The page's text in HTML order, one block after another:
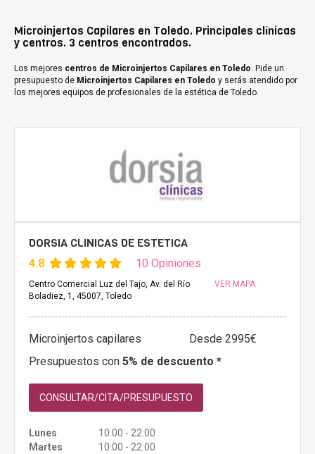
Microinjertos Capilares en Toledo. Principales clínicas
y centros. 3 centros encontrados.
Los mejores centros de Microinjertos Capilares en Toledo. Pide un
presupuesto de Microinjertos Capilares en Toledo y serás atendido por
los mejores equipos de profesionales de la estética de Toledo.
DORSIA CLINICAS DE ESTETICA
4.8 10 Opiniones
Centro Comercial Luz del Tajo, Av. del Río
Boladiez, 1, 45007, Toledo
VER MAPA
Microinjertos capilares
Desde 2995€
Presupuestos con 5% de descuento *
CONSULTAR/CITA/PRESUPUESTO
Lunes
10:00 - 22:00
Martes
10:00 - 22:00